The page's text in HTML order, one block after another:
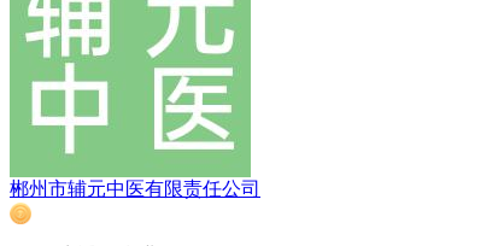
郴州市辅元中医有限责任公司